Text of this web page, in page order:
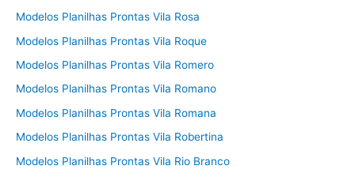
Modelos Planilhas Prontas Vila Rosa
Modelos Planilhas Prontas Vila Roque
Modelos Planilhas Prontas Vila Romero
Modelos Planilhas Prontas Vila Romano
Modelos Planilhas Prontas Vila Romana
Modelos Planilhas Prontas Vila Robertina
Modelos Planilhas Prontas Vila Rio Branco